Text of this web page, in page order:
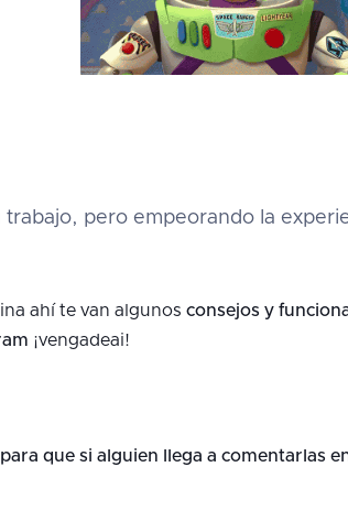
trabajo, pero empeorando la
ahí te van algunos consejos y
¡vengadeai!
que si alguien llega a comentarlas